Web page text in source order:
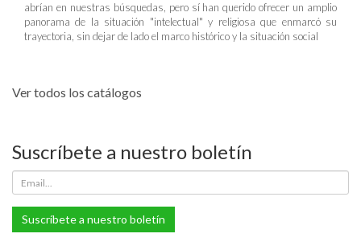
abrían en nuestras búsquedas, pero sí han querido ofrecer un amplio
panorama de la situación "intelectual" y religiosa que enmarcó su
trayectoria, sin dejar de lado el marco histórico y la situación social
Ver todos los catálogos
Suscríbete a nuestro boletín
Suscríbete a nuestro boletín